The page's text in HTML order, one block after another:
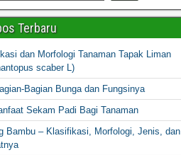
Terbaru
dan Morfologi Tanaman Tapak Liman
scaber L)
Bagian Bunga dan Fungsinya
Sekam Padi Bagi Tanaman
Bambu – Klasifikasi, Morfologi, Jenis, dan